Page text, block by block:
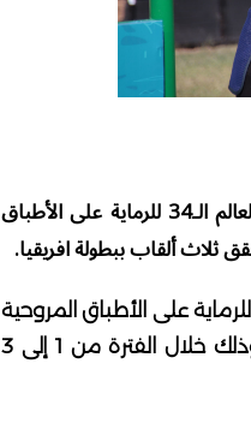
خطف الرامي الناشيء المصري مارتن رامي، الأضواء خلال منافسات بطولة العالم الـ34 للرماية على الأطباق
ألقاب ببطولة افريقيا.
العالم للرماية على الأطباق المروحية
بالميادين الأولمبية لنادي الصيد المصري بمدينة السادس من أكتوبر، وذلك خلال الفترة من 1 إلى 3